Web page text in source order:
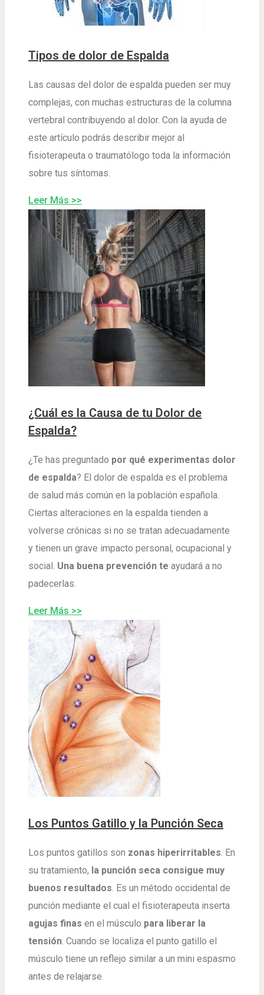
Tipos de dolor de Espalda
Las causas del dolor de espalda pueden ser muy
complejas, con muchas estructuras de la columna
vertebral contribuyendo al dolor. Con la ayuda de
este artículo podrás describir mejor al
fisioterapeuta o traumatólogo toda la información
sobre tus síntomas.
Leer Más >>
¿Cuál es la Causa de tu Dolor de
Espalda?
¿Te has preguntado por qué experimentas dolor
de espalda? El dolor de espalda es el problema
de salud más común en la población española.
Ciertas alteraciones en la espalda tienden a
volverse crónicas si no se tratan adecuadamente
y tienen un grave impacto personal, ocupacional y
social. Una buena prevención te ayudará a no
padecerlas.
Leer Más >>
Los Puntos Gatillo y la Punción Seca
Los puntos gatillos son zonas hiperirritables . En
su tratamiento, la punción seca consigue muy
buenos resultados . Es un método occidental de
punción mediante el cual el fisioterapeuta inserta
agujas finas en el músculo para liberar la
tensión . Cuando se localiza el punto gatillo el
músculo tiene un reflejo similar a un mini espasmo
antes de relajarse.